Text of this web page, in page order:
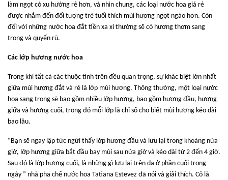
làm ngọt có xu hướng rẻ hơn, và nhìn chung, các loại nước hoa giá rẻ
được nhắm đến đối tượng trẻ tuổi thích mùi hương ngọt ngào hơn. Còn
đối với những nước hoa đắt tiền xa xỉ thường sẽ có hương thơm sang
trọng và quyến rũ.
Các lớp hương nước hoa
Trong khi tất cả các thuộc tính trên đều quan trọng, sự khác biệt lớn nhất
giữa mùi hương đắt và rẻ là lớp mùi hương. Thông thường, một loại nước
hoa sang trọng sẽ bao gồm nhiều lớp hương, bao gồm hương đầu, hương
giữa và hương cuối, trong đó mỗi lớp là chỉ số cho biết mùi hương kéo dài
bao lâu.
“Bạn sẽ ngay lập tức ngửi thấy lớp hương đầu và lưu lại trong khoảng nửa
giờ, lớp hương giữa bắt đầu bay mùi sau nửa giờ và kéo dài từ 2 đến 4 giờ.
Sau đó là lớp hương cuối, là những gì lưu lại trên da ở phần cuối trong
ngày ” nhà pha chế nước hoa Tatiana Estevez đã nói và giải thích. Cô là